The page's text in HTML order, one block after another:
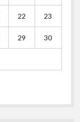
22 23
29 30